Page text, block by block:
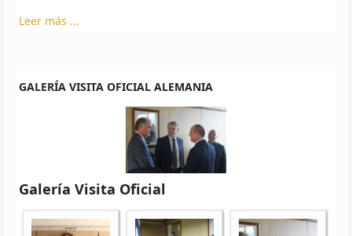
Leer más ...
GALERÍA VISITA OFICIAL ALEMANIA
Galería Visita Oficial